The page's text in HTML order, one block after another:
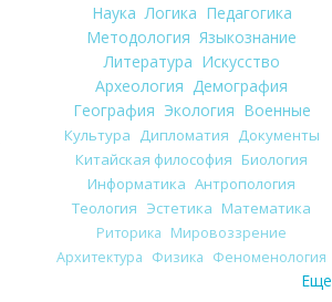
Наука Логика Педагогика
Методология Языкознание
Литература Искусство
Археология Демография
География Экология Военные
Культура Дипломатия Документы
Китайская философия Биология
Информатика Антропология
Теология Эстетика Математика
Риторика Мировоззрение
Архитектура Физика Феноменология
Еще